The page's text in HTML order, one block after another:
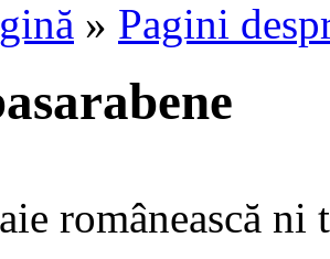
» Pagini
românească ni